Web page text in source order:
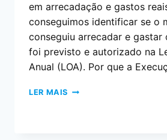
em arrecadação e gastos
conseguimos identificar se o
conseguiu arrecadar e gastar
foi previsto e autorizado na
Anual (LOA). Por que a
LER MAIS